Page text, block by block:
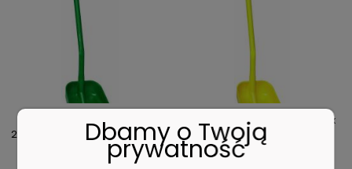
Łopata ergonomiczna. 340 x
270 x 75 mm. 1280 mm. zielona |
VIKAN 56112
Łopata ergonomiczna. 340 x
270 x 75 mm. 1280 mm. żółta |
VIKAN 56116
Dbamy o Twoją
prywatność